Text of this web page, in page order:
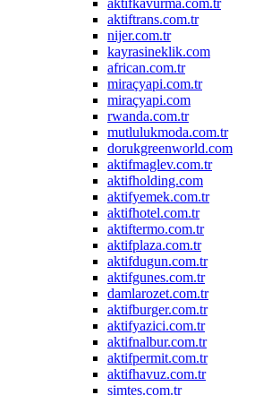
aktifkavurma.com.tr
aktiftrans.com.tr
nijer.com.tr
kayrasineklik.com
african.com.tr
miraçyapi.com.tr
miraçyapi.com
rwanda.com.tr
mutlulukmoda.com.tr
dorukgreenworld.com
aktifmaglev.com.tr
aktifholding.com
aktifyemek.com.tr
aktifhotel.com.tr
aktiftermo.com.tr
aktifplaza.com.tr
aktifdugun.com.tr
aktifgunes.com.tr
damlarozet.com.tr
aktifburger.com.tr
aktifyazici.com.tr
aktifnalbur.com.tr
aktifpermit.com.tr
aktifhavuz.com.tr
simtes.com.tr